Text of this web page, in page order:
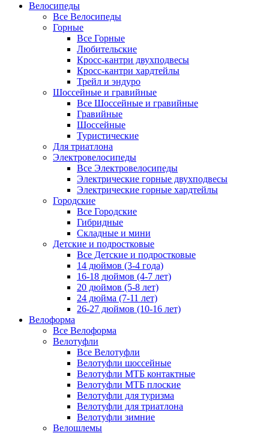
Велосипеды
Все Велосипеды
Горные
Все Горные
Любительские
Кросс-кантри двухподвесы
Кросс-кантри хардтейлы
Трейл и эндуро
Шоссейные и гравийные
Все Шоссейные и гравийные
Гравийные
Шоссейные
Туристические
Для триатлона
Электровелосипеды
Все Электровелосипеды
Электрические горные двухподвесы
Электрические горные хардтейлы
Городские
Все Городские
Гибридные
Складные и мини
Детские и подростковые
Все Детские и подростковые
14 дюймов (3-4 года)
16-18 дюймов (4-7 лет)
20 дюймов (5-8 лет)
24 дюйма (7-11 лет)
26-27 дюймов (10-16 лет)
Велоформа
Все Велоформа
Велотуфли
Все Велотуфли
Велотуфли шоссейные
Велотуфли МТБ контактные
Велотуфли МТБ плоские
Велотуфли для туризма
Велотуфли для триатлона
Велотуфли зимние
Велошлемы